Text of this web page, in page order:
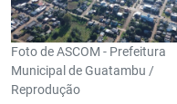
Foto de ASCOM - Prefeitura
Municipal de Guatambu /
Reprodução